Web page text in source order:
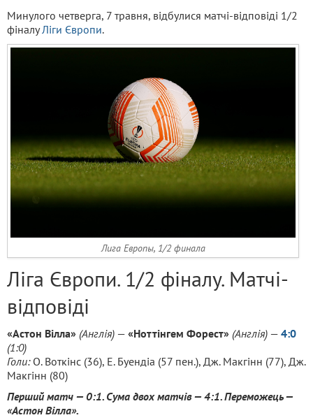
Минулого четверга, 7 травня, відбулися матчі-відповіді 1/2
фіналуЛіги Європи.
Лига Европы, 1/2 финала
Ліга Європи. 1/2 фіналу. Матчі-
відповіді
«Астон Вілла» (Англія) — «Ноттінгем Форест» (Англія) — 4:0
(1:0)
Голи: О. Воткінс (36), Е. Буендіа (57 пен.), Дж. Макгінн (77), Дж.
Макгінн (80)
Перший матч — 0:1. Сума двох матчів — 4:1. Переможець —
«Астон Вілла».